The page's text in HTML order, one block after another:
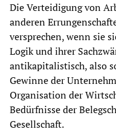
Die Verteidigung von
anderen
versprechen, wenn sie
Logik und ihrer
antikapitalistisch, also
Gewinne der
Organisation der
Bedürfnisse der
Gesellschaft.